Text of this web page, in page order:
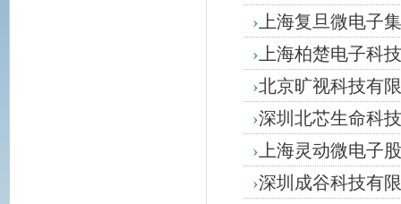
› 上海复旦微电子
› 上海柏楚电子科
›北京旷视科技有
›深圳北芯生命科
› 上海灵动微电子
›深圳成谷科技有